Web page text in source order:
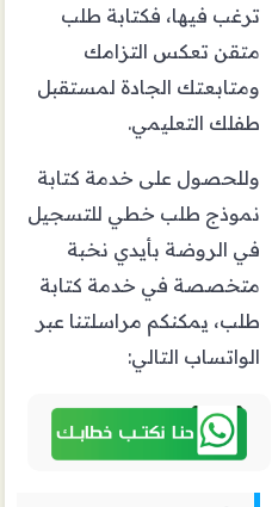
ترغب فيها، فكتابة طلب
متقن تعكس التزامك
ومتابعتك الجادة لمستقبل
طفلك التعليمي.
وللحصول على خدمة كتابة
نموذج طلب خطي للتسجيل
في الروضة بأيدي نخبة
متخصصة في خدمة كتابة
طلب، يمكنكم مراسلتنا عبر
الواتساب التالي: